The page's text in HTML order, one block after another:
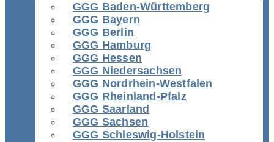
GGG Baden-Württemberg
GGG Bayern
GGG Berlin
GGG Hamburg
GGG Hessen
GGG Niedersachsen
GGG Nordrhein-Westfalen
GGG Rheinland-Pfalz
GGG Saarland
GGG Sachsen
GGG Schleswig-Holstein